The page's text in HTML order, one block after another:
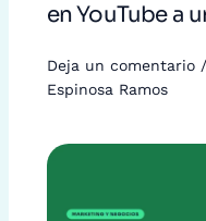
en YouTube a
Deja un comentario /
Espinosa Ramos